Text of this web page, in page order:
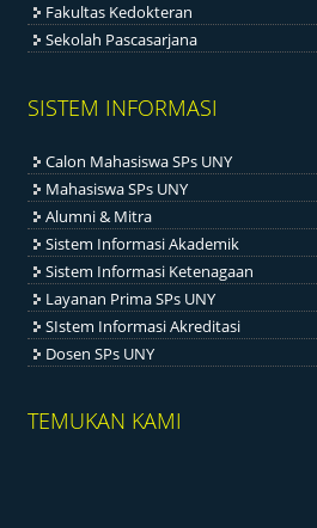
Fakultas Kedokteran
Sekolah Pascasarjana
SISTEM INFORMASI
Calon Mahasiswa SPs UNY
Mahasiswa SPs UNY
Alumni & Mitra
Sistem Informasi Akademik
Sistem Informasi Ketenagaan
Layanan Prima SPs UNY
SIstem Informasi Akreditasi
Dosen SPs UNY
TEMUKAN KAMI